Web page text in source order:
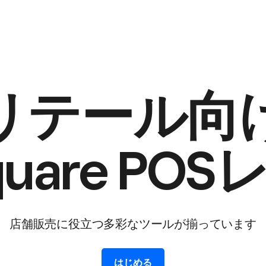
テール向
POS
店舗販売に​役立つ​多彩な​ツールが​揃っています
はじめる